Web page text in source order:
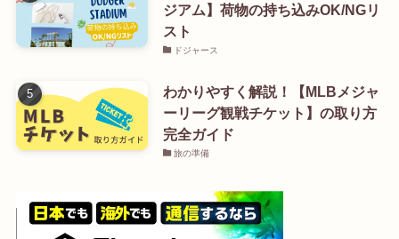
ジアム】荷物の持ち込みOK/NGリ
スト
ドジャース
わかりやすく解説！【MLBメジャ
ーリーグ観戦チケット】の取り方
完全ガイド
旅の準備